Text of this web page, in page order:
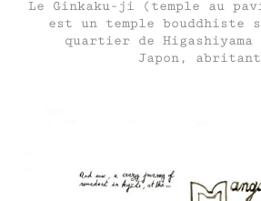
Le Ginkaku-ji (temple au
est un temple bouddhiste
quartier de Higashiyama
Japon,